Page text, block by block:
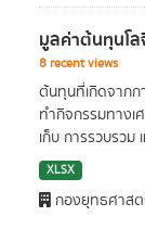
มูลค่าต้นทุนโล
8 recent views
ต้นทุนที่เกิดจากก
ทำกิจกรรมทางเ
เก็บ การรวบรวม
XLSX
กองยุทธศาส